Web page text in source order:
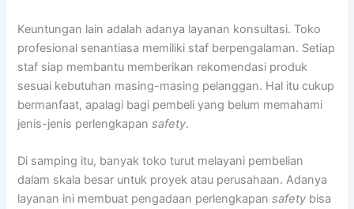
Keuntungan lain adalah adanya layanan konsultasi. Toko
profesional senantiasa memiliki staf berpengalaman. Setiap
staf siap membantu memberikan rekomendasi produk
sesuai kebutuhan masing-masing pelanggan. Hal itu cukup
bermanfaat, apalagi bagi pembeli yang belum memahami
jenis-jenis perlengkapansafety.
Di samping itu, banyak toko turut melayani pembelian
dalam skala besar untuk proyek atau perusahaan. Adanya
layanan ini membuat pengadaan perlengkapansafety bisa